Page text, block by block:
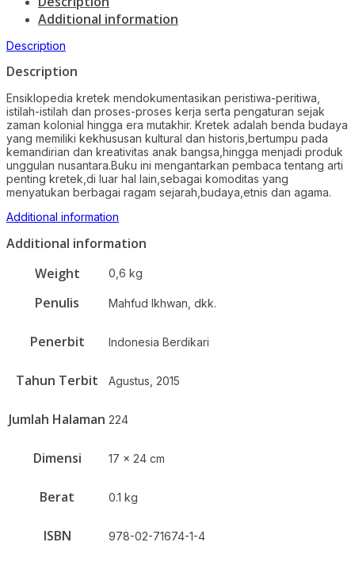
Additional information
Description
Description
Ensiklopedia kretek mendokumentasikan peristiwa-peritiwa,
istilah-istilah dan proses-proses kerja serta pengaturan sejak
zaman kolonial hingga era mutakhir. Kretek adalah benda budaya
yang memiliki kekhususan kultural dan historis,bertumpu pada
kemandirian dan kreativitas anak bangsa,hingga menjadi produk
unggulan nusantara.Buku ini mengantarkan pembaca tentang arti
penting kretek,di luar hal lain,sebagai komoditas yang
menyatukan berbagai ragam sejarah,budaya,etnis dan agama.
Additional information
Additional information
Weight
0,6 kg
Penulis Mahfud Ikhwan, dkk.
Penerbit Indonesia Berdikari
Tahun Terbit Agustus, 2015
Jumlah Halaman 224
Dimensi 17 x 24 cm
Berat 0.1 kg
ISBN 978-02-71674-1-4